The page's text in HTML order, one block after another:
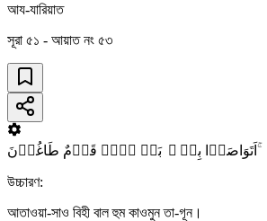
আয-যারিয়াত
সূরা ৫১ - আয়াত নং ৫৩
اَتَوَاصَوۡا بِہٖ ۚ بَلۡ ہُمۡ قَوۡمٌ طَاغُوۡنَ ۚ
উচ্চারণ:
আতাওয়া-সাও বিহী বাল হুম কাওমুন তা-গূন।